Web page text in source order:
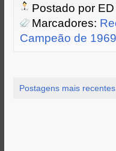
n
t
t
e
r
e
b
o
o
s
e
n
g
Postado por
Marcadores:
Campeão de 1969
Postagens mais recentes